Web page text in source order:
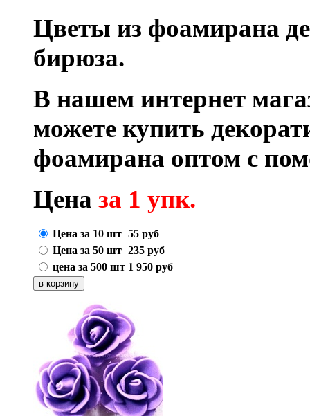
Цветы из фоамирана
бирюза.
В нашем интернет
можете купить
фоамирана оптом с
Цена за 1 упк.
Цена за 10 шт 55 руб
Цена за 50 шт 235 руб
цена за 500 шт 1 950 руб